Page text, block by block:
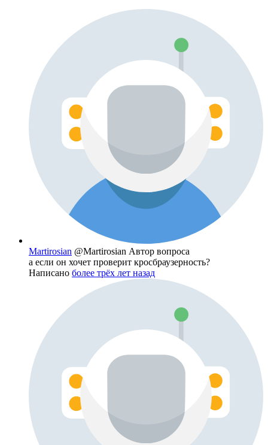
Martirosian @Martirosian Автор вопроса
а если он хочет проверит кросбраузерность?
Написано более трёх лет назад